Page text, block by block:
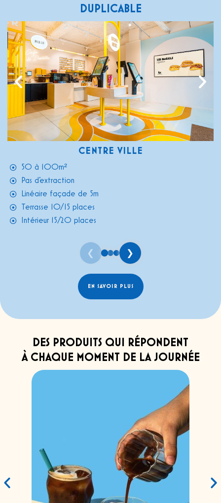
DUPLICABLE
CENTRE VILLE
50 à 100m²
Pas d'extraction
Linéaire façade de 5m
Terrasse 10/15 places
Intérieur 15/20 places
❮ ❯
EN SAVOIR PLUS
DES PRODUITS QUI RÉPONDENT
À CHAQUE MOMENT DE LA JOURNÉE